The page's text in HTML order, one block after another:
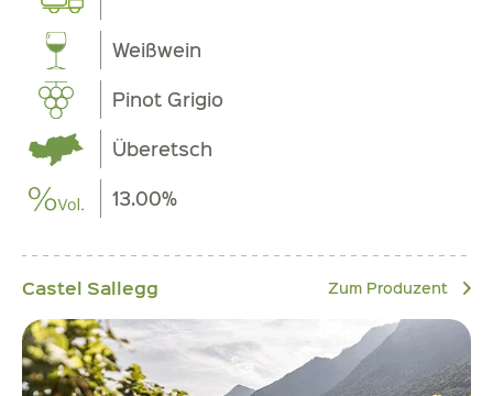
Weißwein
Pinot Grigio
Überetsch
13.00%
Castel Sallegg Zum Produzent